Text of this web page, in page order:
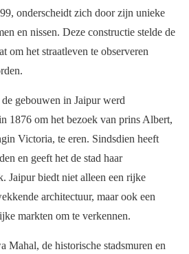
onderscheidt zich door zijn unieke
en nissen. Deze constructie stelde de
om het straatleven te observeren
gebouwen in Jaipur werd
1876 om het bezoek van prins Albert,
Victoria, te eren. Sindsdien heeft
en geeft het de stad haar
Jaipur biedt niet alleen een rijke
architectuur, maar ook een
markten om te verkennen.
Mahal, de historische stadsmuren en